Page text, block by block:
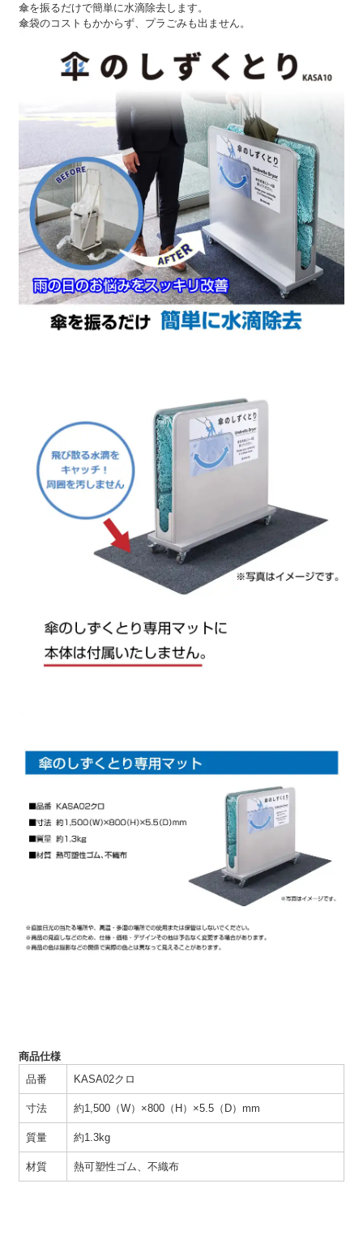
傘を振るだけで簡単に水滴除去します。
傘袋のコストもかからず、プラごみも出ません。
商品仕様
品番
KASA02クロ
寸法 約1,500（W）×800（H）×5.5（D）mm
質量 約1.3kg
材質 熱可塑性ゴム、不織布